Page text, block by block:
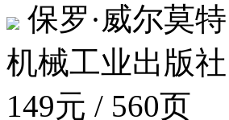
保罗·威尔莫特
机械工业出版
149元 / 560页